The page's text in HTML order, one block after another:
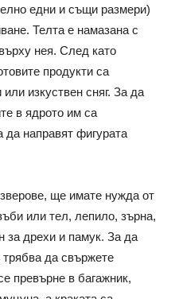
едни и същи размери)
Телта е намазана с
нея. След като
продукти са
изкуствен сняг. За да
в ядрото им са
да направят фигурата
ще имате нужда от
или тел, лепило, зърна,
за дрехи и памук. За да
да свържете
превърне в багажник,